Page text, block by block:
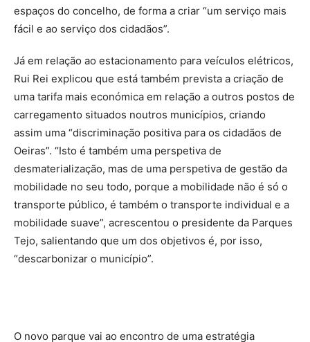
espaços do concelho, de forma a criar “um serviço mais
fácil e ao serviço dos cidadãos”.
Já em relação ao estacionamento para veículos elétricos,
Rui Rei explicou que está também prevista a criação de
uma tarifa mais económica em relação a outros postos de
carregamento situados noutros municípios, criando
assim uma “discriminação positiva para os cidadãos de
Oeiras”. “Isto é também uma perspetiva de
desmaterialização, mas de uma perspetiva de gestão da
mobilidade no seu todo, porque a mobilidade não é só o
transporte público, é também o transporte individual e a
mobilidade suave”, acrescentou o presidente da Parques
Tejo, salientando que um dos objetivos é, por isso,
“descarbonizar o município”.
O novo parque vai ao encontro de uma estratégia